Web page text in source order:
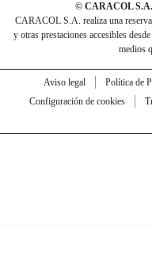
© CARACOL S.A.
CARACOL S.A. realiza una
y otras prestaciones accesibles
medios
Aviso legal Política de
Configuración de cookies